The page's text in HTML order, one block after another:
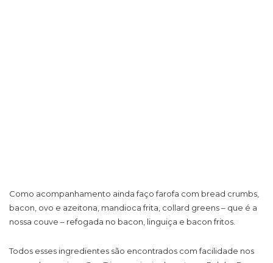
Como acompanhamento ainda faço farofa com bread crumbs,
bacon, ovo e azeitona, mandioca frita, collard greens – que é a
nossa couve – refogada no bacon, linguiça e bacon fritos.
Todos esses ingredientes são encontrados com facilidade nos